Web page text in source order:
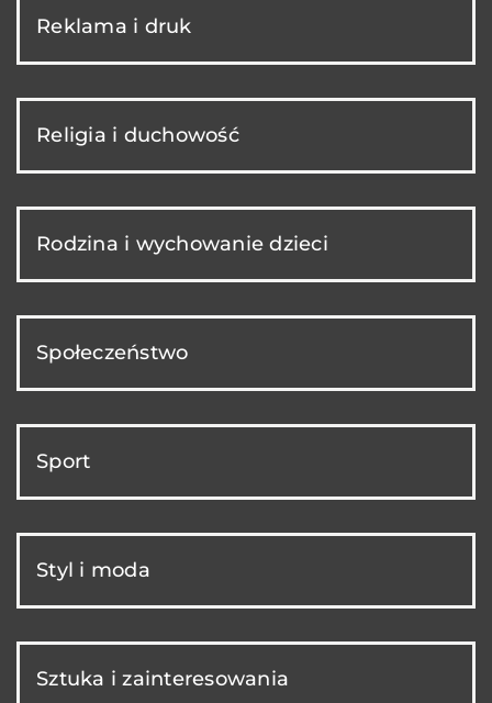
Reklama i druk
Religia i duchowość
Rodzina i wychowanie dzieci
Społeczeństwo
Sport
Styl i moda
Sztuka i zainteresowania